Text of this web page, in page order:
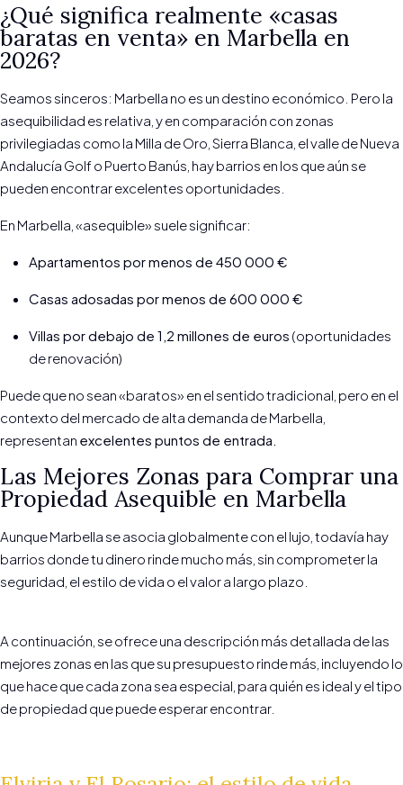
¿Qué significa realmente «casas
baratas en venta» en Marbella en
2026?
Seamos sinceros: Marbella no es un destino económico. Pero la
asequibilidad es relativa, y en comparación con zonas
privilegiadas como la Milla de Oro, Sierra Blanca, el valle de Nueva
Andalucía Golf o Puerto Banús, hay barrios en los que aún se
pueden encontrar excelentes oportunidades.
En Marbella, «asequible» suele significar:
Apartamentos por menos de 450 000 €
Casas adosadas por menos de 600 000 €
Villas por debajo de 1,2 millones de euros (oportunidades
de renovación)
Puede que no sean «baratos» en el sentido tradicional, pero en el
contexto del mercado de alta demanda de Marbella,
representan excelentes puntos de entrada.
Las Mejores Zonas para Comprar una
Propiedad Asequible en Marbella
Aunque Marbella se asocia globalmente con el lujo, todavía hay
barrios donde tu dinero rinde mucho más, sin comprometer la
seguridad, el estilo de vida o el valor a largo plazo.
A continuación, se ofrece una descripción más detallada de las
mejores zonas en las que su presupuesto rinde más, incluyendo lo
que hace que cada zona sea especial, para quién es ideal y el tipo
de propiedad que puede esperar encontrar.